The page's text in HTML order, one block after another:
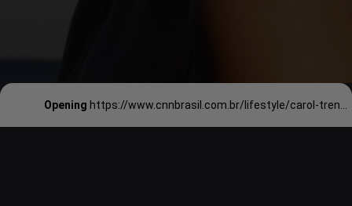
Opening https://www.cnnbrasil.com.br/lifestyle/carol-trentini-desfila-com-look-all-black-da-schiaparelli-em-paris/